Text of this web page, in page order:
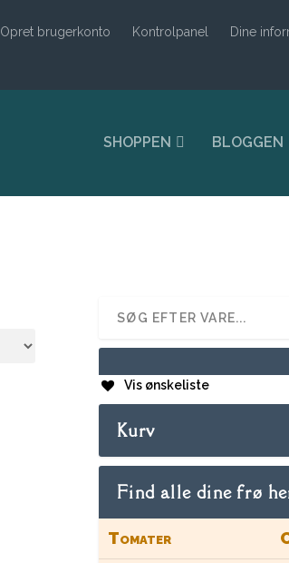
Opret brugerkonto Kontrolpanel Dine
SHOPPEN BLOGGEN
Vis ønskeliste
Kurv
Find alle dine frø
Tomater